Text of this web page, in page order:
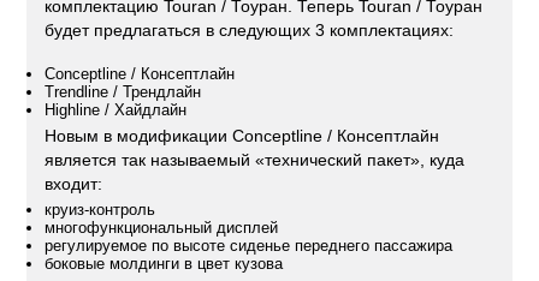
комплектацию Touran / Тоуран. Теперь Touran / Тоуран
будет предлагаться в следующих 3 комплектациях:
Conceptline / Консептлайн
Trendline / Трендлайн
Highline / Хайдлайн
Новым в модификации Conceptline / Консептлайн
является так называемый «технический пакет», куда
входит:
круиз-контроль
многофункциональный дисплей
регулируемое по высоте сиденье переднего пассажира
боковые молдинги в цвет кузова